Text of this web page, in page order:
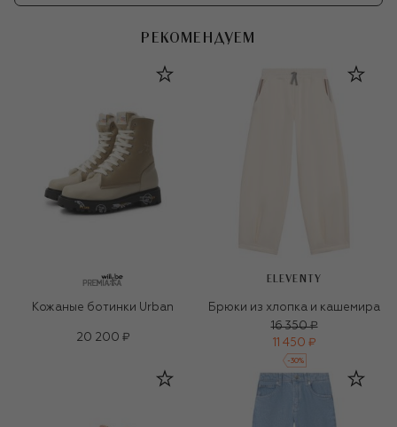
РЕКОМЕНДУЕМ
Кожаные ботинки Urban
20 200 ₽
ELEVENTY
Брюки из хлопка и кашемира
16 350 ₽
11 450 ₽
-30%